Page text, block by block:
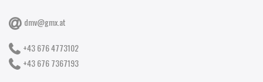
dmv@gmx.at
+43 676 4773102
+43 676 7367193